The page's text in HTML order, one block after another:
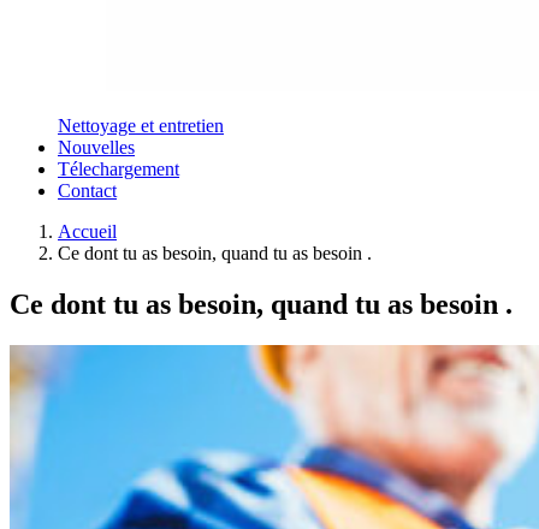
Nettoyage et entretien
Nouvelles
Télechargement
Contact
Accueil
Ce dont tu as besoin, quand tu as besoin .
Ce dont tu as besoin, quand tu as besoin .